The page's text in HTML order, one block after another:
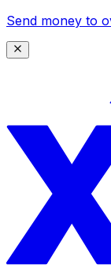
Send money to